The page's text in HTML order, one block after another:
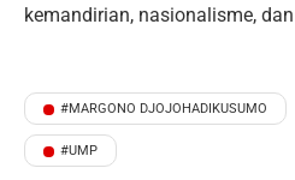
kemandirian, nasionalisme,
#MARGONO DJOJOHADIKUSUMO
#UMP